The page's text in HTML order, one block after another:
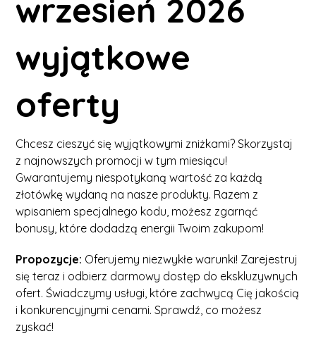
wrzesień 2026
wyjątkowe
oferty
Chcesz cieszyć się wyjątkowymi zniżkami? Skorzystaj
z najnowszych promocji w tym miesiącu!
Gwarantujemy niespotykaną wartość za każdą
złotówkę wydaną na nasze produkty. Razem z
wpisaniem specjalnego kodu, możesz zgarnąć
bonusy, które dodadzą energii Twoim zakupom!
Propozycje: Oferujemy niezwykłe warunki! Zarejestruj
się teraz i odbierz darmowy dostęp do ekskluzywnych
ofert. Świadczymy usługi, które zachwycą Cię jakością
i konkurencyjnymi cenami. Sprawdź, co możesz
zyskać!